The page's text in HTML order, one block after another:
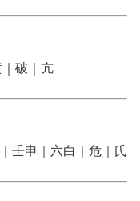
｜破｜亢
｜壬申｜六白｜危｜氏